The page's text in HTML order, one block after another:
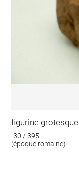
figurine grotesque
-30 / 395
(époque romaine)